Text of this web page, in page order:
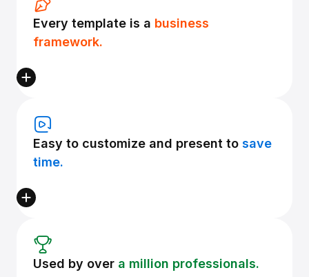
Every template is a business
framework.
Easy to customize and present to save
time.
Used by over a million professionals.